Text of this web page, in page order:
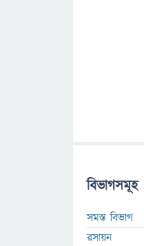
বিভাগসমূহ
সমস্ত বিভাগ
রসায়ন